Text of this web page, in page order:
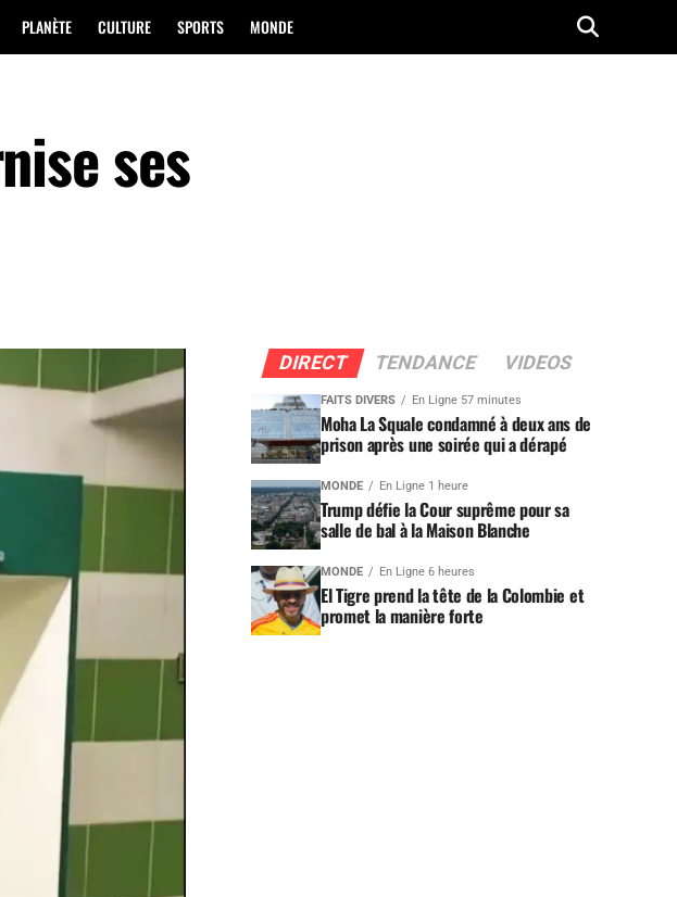
PLANÈTE CULTURE SPORTS MONDE
ses
DIRECT TENDANCE VIDEOS
FAITS DIVERS En Ligne 57 minutes
Moha La Squale condamné à deux ans de
prison après une soirée qui a dérapé
MONDE En Ligne 1 heure
Trump défie la Cour suprême pour sa
salle de bal à la Maison Blanche
MONDE En Ligne 6 heures
El Tigre prend la tête de la Colombie et
promet la manière forte